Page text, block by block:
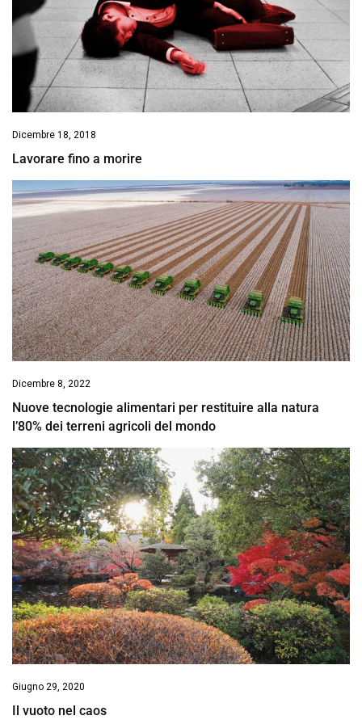
Dicembre 18, 2018
Lavorare fino a morire
Dicembre 8, 2022
Nuove tecnologie alimentari per restituire alla natura
l’80% dei terreni agricoli del mondo
Giugno 29, 2020
Il vuoto nel caos